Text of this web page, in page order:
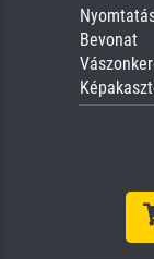
Bevonat